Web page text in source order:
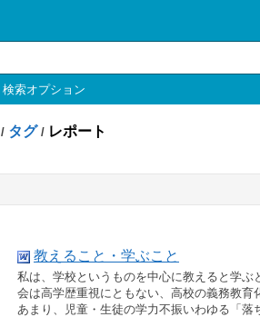
検索オプション
/ タグ / レポート
教えること・学ぶこと
私は、学校というものを中心に教えると学
会は高学歴重視にともない、高校の義務教
あまり、児童・生徒の学力不振いわゆる「